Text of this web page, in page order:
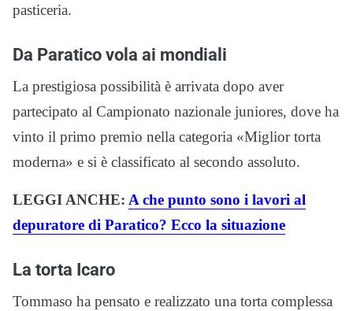
pasticeria.
Da Paratico vola ai mondiali
La prestigiosa possibilità è arrivata dopo aver
partecipato al Campionato nazionale juniores, dove ha
vinto il primo premio nella categoria «Miglior torta
moderna» e si è classificato al secondo assoluto.
LEGGI ANCHE: A che punto sono i lavori al
depuratore di Paratico? Ecco la situazione
La torta Icaro
Tommaso ha pensato e realizzato una torta complessa